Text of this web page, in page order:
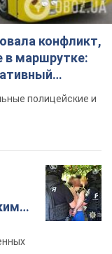
конфликт,
в маршрутке:
полицейские и